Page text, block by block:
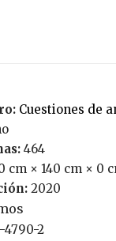
Cuestiones de
464
cm × 140 cm × 0
2020
4790-2